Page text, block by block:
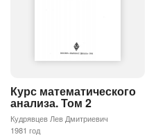
Курс математического
анализа. Том 2
Кудрявцев Лев Дмитриевич
1981 год